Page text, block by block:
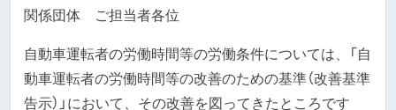
関係団体 ご担当者各位
自動車運転者の労働時間等の労働条件については、「自
動車運転者の労働時間等の改善のための基準（改善基準
告示）」において、その改善を図ってきたところです